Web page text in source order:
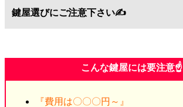
鍵屋選びにご注意下さい✍️
こんな鍵屋には要注意☝️
『費用は〇〇〇円～』